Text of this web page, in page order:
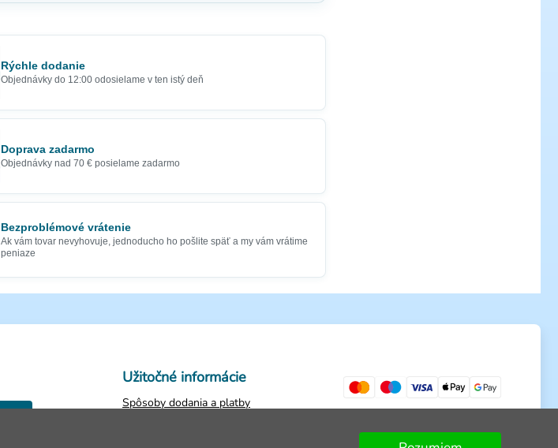
Rýchle dodanie
Objednávky do 12:00 odosielame v ten istý deň
Doprava zadarmo
Objednávky nad 70 € posielame zadarmo
Bezproblémové vrátenie
Ak vám tovar nevyhovuje, jednoducho ho pošlite späť a my vám vrátime
peniaze
Užitočné informácie
Spôsoby dodania a platby